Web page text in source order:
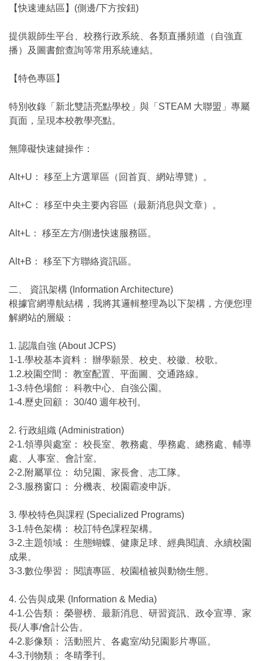
【快速連結區】(側邊/下方按鈕)
提供親師生平台、校務行政系統、各類直播頻道（自強直
播）及圖書館查詢等常用系統連結。
【特色專區】
特別收錄「新北雙語亮點學校」與「STEAM 大聯盟」專屬
頁面，呈現本校教學亮點。
無障礙快速鍵操作：
Alt+U： 移至上方選單區（回首頁、網站導覽）。
Alt+C： 移至中央主要內容區（最新消息與文章）。
Alt+L： 移至左方/側邊快速服務區。
Alt+B： 移至下方聯絡資訊區。
二、 資訊架構 (Information Architecture)
根據官網導航結構，我將其邏輯整理為以下架構，方便您理
解網站的層級：
1. 認識自強 (About JCPS)
1-1.學校基本資料： 辦學願景、校史、校徽、校歌。
1.2.校園空間： 教室配置、平面圖、交通路線。
1-3.特色場館： 科教中心、自強公園。
1-4.歷史回顧： 30/40 週年校刊。
2. 行政組織 (Administration)
2-1.領導與處室： 校長室、教務處、學務處、總務處、輔導
處、人事室、會計室。
2-2.附屬單位： 幼兒園、家長會、志工隊。
2-3.服務窗口： 分機表、校園霸凌申訴。
3. 學校特色與課程 (Specialized Programs)
3-1.特色架構： 校訂特色課程架構。
3-2.主題領域： 生態蝴蝶、健康足球、經典閱讀、永續校園
成果。
3-3.數位學習： 閱讀專區、校園植被與動物生態。
4. 公告與成果 (Information & Media)
4-1.公告類： 榮譽榜、最新消息、研習資訊、政令宣導、家
長/人事/會計公告。
4-2.影像類： 活動照片、各處室/幼兒園影片專區。
4-3.刊物類： 冬晴季刊。